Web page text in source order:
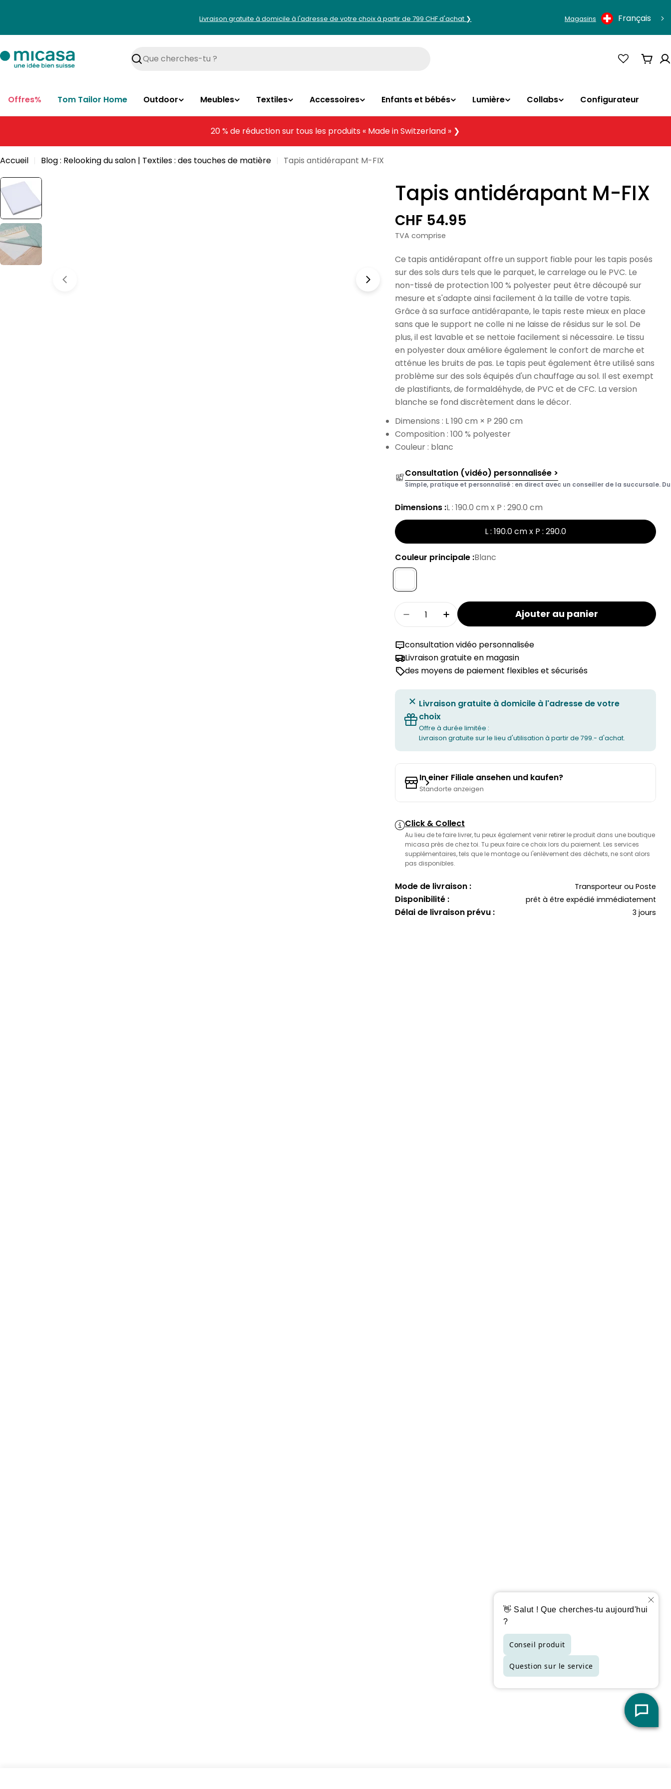
Livraison gratuite à domicile à l'adresse de votre choix à partir de 799 CHF d'achat ❯ Magasins Français
Rechercher Panier
Offres% Tom Tailor Home Outdoor Meubles Textiles Accessoires Enfants et bébés Lumière Collabs Configurateur
20 % de réduction sur tous les produits « Made in Switzerland » ❯
Accueil Blog : Relooking du salon | Textiles : des touches de matière Tapis antidérapant M-FIX
Tapis antidérapant M-FIX
Prix
normal
CHF 54.95
TVA comprise
Ce tapis antidérapant offre un support fiable pour les tapis posés
sur des sols durs tels que le parquet, le carrelage ou le PVC. Le
non-tissé de protection 100 % polyester peut être découpé sur
mesure et s'adapte ainsi facilement à la taille de votre tapis.
Grâce à sa surface antidérapante, le tapis reste mieux en place
sans que le support ne colle ni ne laisse de résidus sur le sol. De
plus, il est lavable et se nettoie facilement si nécessaire. Le tissu
en polyester doux améliore également le confort de marche et
atténue les bruits de pas. Le tapis peut également être utilisé sans
problème sur des sols équipés d'un chauffage au sol. Il est exempt
de plastifiants, de formaldéhyde, de PVC et de CFC. La version
blanche se fond discrètement dans le décor.
Dimensions : L 190 cm × P 290 cm
Composition : 100 % polyester
Couleur : blanc
Consultation (vidéo) personnalisée >
Simple, pratique et personnalisé : en direct avec un conseiller de la succursale. Du
Dimensions :L : 190.0 cm x P : 290.0 cm
L : 190.0 cm x P : 290.0
Couleur principale :Blanc
Quantité
Réduire la quantité de tapis antidérapant M-FIX
Augmenter la quantité de tapis antidérapant
Ajouter au panier
consultation vidéo personnalisée
Livraison gratuite en magasin
des moyens de paiement flexibles et sécurisés
Livraison gratuite à domicile à l'adresse de votre
choix
Offre à durée limitée :
Livraison gratuite sur le lieu d'utilisation à partir de 799.- d'achat.
In einer Filiale ansehen und kaufen?
Standorte anzeigen
Click & Collect
Au lieu de te faire livrer, tu peux également venir retirer le produit dans une boutique
micasa près de chez toi. Tu peux faire ce choix lors du paiement. Les services
supplémentaires, tels que le montage ou l'enlèvement des déchets, ne sont alors
pas disponibles.
Mode de livraison : Transporteur ou Poste
Disponibilité : prêt à être expédié immédiatement
Délai de livraison prévu : 3 jours